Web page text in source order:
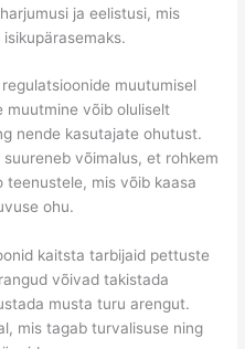
ja eelistusi, mis
muutumisel
muutmine võib oluliselt
nende kasutajate ohutust.
võimalus, et rohkem
teenustele, mis võib kaasa
ohu.
kaitsta tarbijaid pettuste
võivad takistada
musta turu arengut.
mis tagab turvalisuse ning